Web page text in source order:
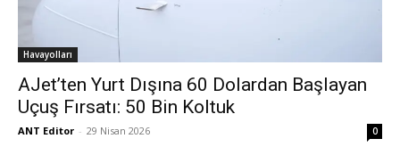
Havayolları
AJet’ten Yurt Dışına 60 Dolardan Başlayan
Uçuş Fırsatı: 50 Bin Koltuk
ANT Editor - 29 Nisan 2026 0